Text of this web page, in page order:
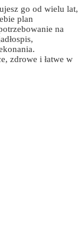
go od wielu lat,
plan
na
zdrowe i łatwe w